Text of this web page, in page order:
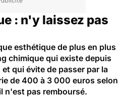
: n'y laissez pas
esthétique de plus en plus
chimique qui existe depuis
qui évite de passer par la
de 400 à 3 000 euros selon
n'est pas remboursé.